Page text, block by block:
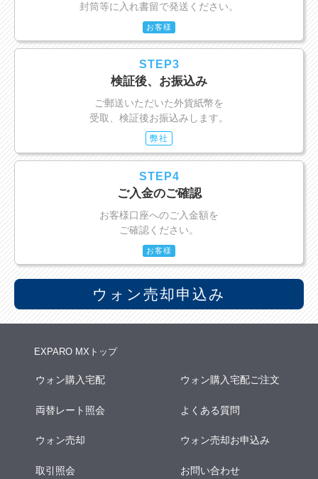
封筒等に入れ書留で発送ください。
お客様
STEP3
検証後、お振込み
ご郵送いただいた外貨紙幣を
受取、検証後お振込みします。
弊社
STEP4
ご入金のご確認
お客様口座へのご入金額を
ご確認ください。
お客様
ウォン売却申込み
EXPARO MXトップ
ウォン購入宅配 ウォン購入宅配ご注文
両替レート照会 よくある質問
ウォン売却 ウォン売却お申込み
取引照会 お問い合わせ